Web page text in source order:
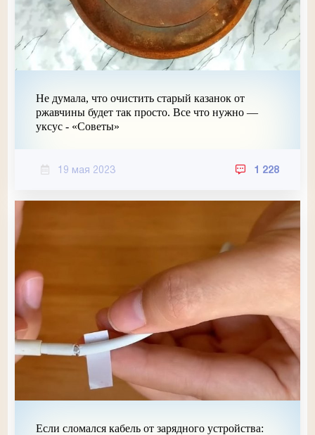
Не думала, что очистить старый казанок от
ржавчины будет так просто. Все что нужно —
уксус - «Советы»
19 мая 2023 1 228
Если сломался кабель от зарядного устройства: